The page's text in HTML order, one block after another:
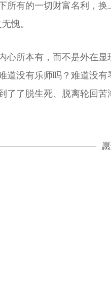
所有的一切财富名利，
愧。
心所本有，而不是外在
道没有乐师吗？难道没
了了脱生死、脱离轮回